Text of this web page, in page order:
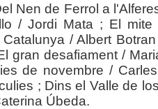
Nen de Ferrol a
/ Jordi Mata ; El
/ Albert
gran desafiament /
de novembre /
; Dins el Valle de
Úbeda.